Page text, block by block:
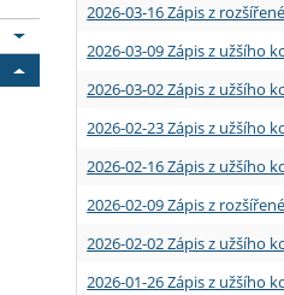
2026-03-16 Zápis z
2026-03-09 Zápis z užšího
2026-03-02 Zápis z užšího
2026-02-23 Zápis z užšího
2026-02-16 Zápis z užšího
2026-02-09 Zápis z
2026-02-02 Zápis z užšího
2026-01-26 Zápis z užšího